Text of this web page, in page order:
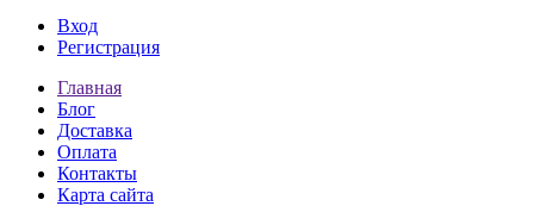
Вход
Регистрация
Главная
Блог
Доставка
Оплата
Контакты
Карта сайта